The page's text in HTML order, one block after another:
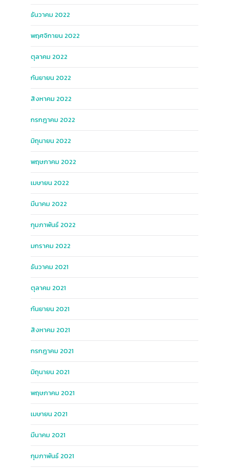
ธันวาคม 2022
พฤศจิกายน 2022
ตุลาคม 2022
กันยายน 2022
สิงหาคม 2022
กรกฎาคม 2022
มิถุนายน 2022
พฤษภาคม 2022
เมษายน 2022
มีนาคม 2022
กุมภาพันธ์ 2022
มกราคม 2022
ธันวาคม 2021
ตุลาคม 2021
กันยายน 2021
สิงหาคม 2021
กรกฎาคม 2021
มิถุนายน 2021
พฤษภาคม 2021
เมษายน 2021
มีนาคม 2021
กุมภาพันธ์ 2021